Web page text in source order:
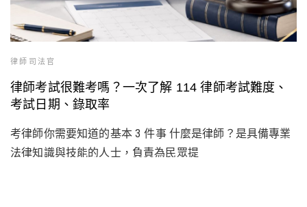
律師司法官
律師考試很難考嗎？一次了解 114 律師考試難度、
考試日期、錄取率
考律師你需要知道的基本 3 件事 什麼是律師？是具備專業
法律知識與技能的人士，負責為民眾提